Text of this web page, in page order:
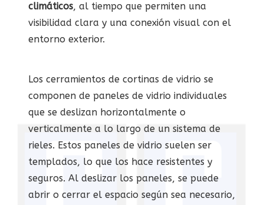
climáticos, al tiempo que permiten una
visibilidad clara y una conexión visual con el
entorno exterior.
Los cerramientos de cortinas de vidrio se
componen de paneles de vidrio individuales
que se deslizan horizontalmente o
verticalmente a lo largo de un sistema de
rieles. Estos paneles de vidrio suelen ser
templados, lo que los hace resistentes y
seguros. Al deslizar los paneles, se puede
abrir o cerrar el espacio según sea necesario,